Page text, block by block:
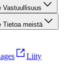
Tietoa meistä
Liity